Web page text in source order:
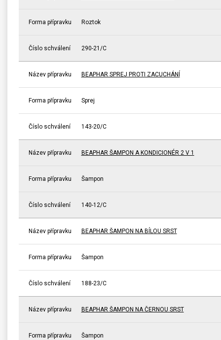
Forma přípravku Roztok
Číslo schválení 290-21/C
Název přípravku BEAPHAR SPREJ PROTI ZACUCHÁNÍ
Forma přípravku Sprej
Číslo schválení 143-20/C
Název přípravku BEAPHAR ŠAMPON A KONDICIONÉR 2 V 1
Forma přípravku Šampon
Číslo schválení 140-12/C
Název přípravku BEAPHAR ŠAMPON NA BÍLOU SRST
Forma přípravku Šampon
Číslo schválení 188-23/C
Název přípravku BEAPHAR ŠAMPON NA ČERNOU SRST
Forma přípravku Šampon